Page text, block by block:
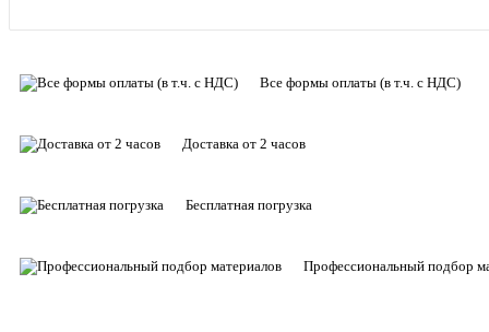
Все формы оплаты (в т.ч. с НДС)
Доставка от 2 часов
Бесплатная погрузка
Профессиональный подбор